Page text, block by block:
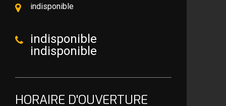
indisponible
indisponible
indisponible
HORAIRE D'OUVERTURE